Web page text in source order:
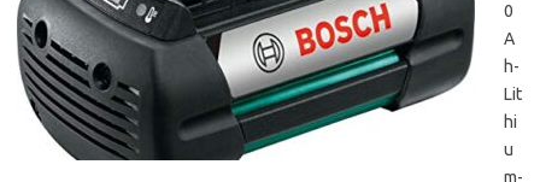
0
A
h-
Lit
hi
u
m-